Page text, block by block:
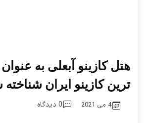
هتل کازینو آبعلی به
ترین کازینو ایران
4 می 2021 0 دیدگاه